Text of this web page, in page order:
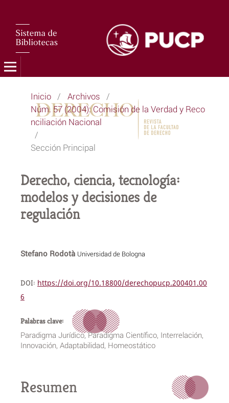
Inicio / Archivos /
Núm. 57 (2004): Comisión de la Verdad y Reco
nciliación Nacional
/
Sección Principal
Derecho, ciencia, tecnología:
modelos y decisiones de
regulación
Stefano Rodotà Universidad de Bologna
DOI: https://doi.org/10.18800/derechopucp.200401.00
6
Palabras clave:
Paradigma Jurídico, Paradigma Científico, Interrelación,
Innovación, Adaptabilidad, Homeostático
Resumen